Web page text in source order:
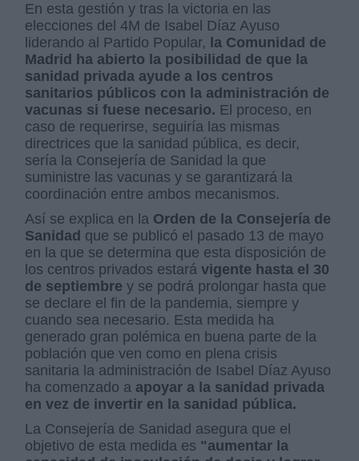
En esta gestión y tras la victoria en las
elecciones del 4M de Isabel Díaz Ayuso
liderando al Partido Popular,
la Comunidad de
Madrid ha abierto la posibilidad de que la
sanidad privada ayude a los centros
sanitarios públicos con la administración de
vacunas si fuese necesario. El proceso, en
caso de requerirse, seguiría las mismas
directrices que la sanidad pública, es decir,
sería la Consejería de Sanidad la que
suministre las vacunas y se garantizará la
coordinación entre ambos mecanismos.
Así se explica en la Orden de la Consejería de
Sanidad que se publicó el pasado 13 de mayo
en la que se determina que esta disposición de
los centros privados estarávigente hasta el 30
de septiembre y se podrá prolongar hasta que
se declare el fin de la pandemia, siempre y
cuando sea necesario. Esta medida ha
generado gran polémica en buena parte de la
población que ven como en plena crisis
sanitaria la administración de Isabel Díaz Ayuso
ha comenzado a apoyar a la sanidad privada
en vez de invertir en la sanidad pública.
La Consejería de Sanidad asegura que el
objetivo de esta medida es "aumentar la